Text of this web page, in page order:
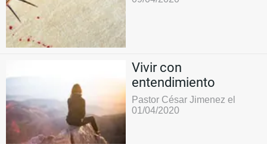
Vivir con
entendimiento
Pastor César Jimenez el
01/04/2020